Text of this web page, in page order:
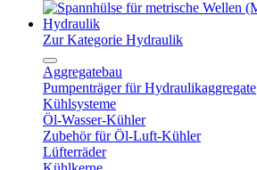
Hydraulik
Zur Kategorie Hydraulik
Aggregatebau
Pumpenträger für Hydraulikaggregate
Kühlsysteme
Öl-Wasser-Kühler
Zubehör für Öl-Luft-Kühler
Lüfterräder